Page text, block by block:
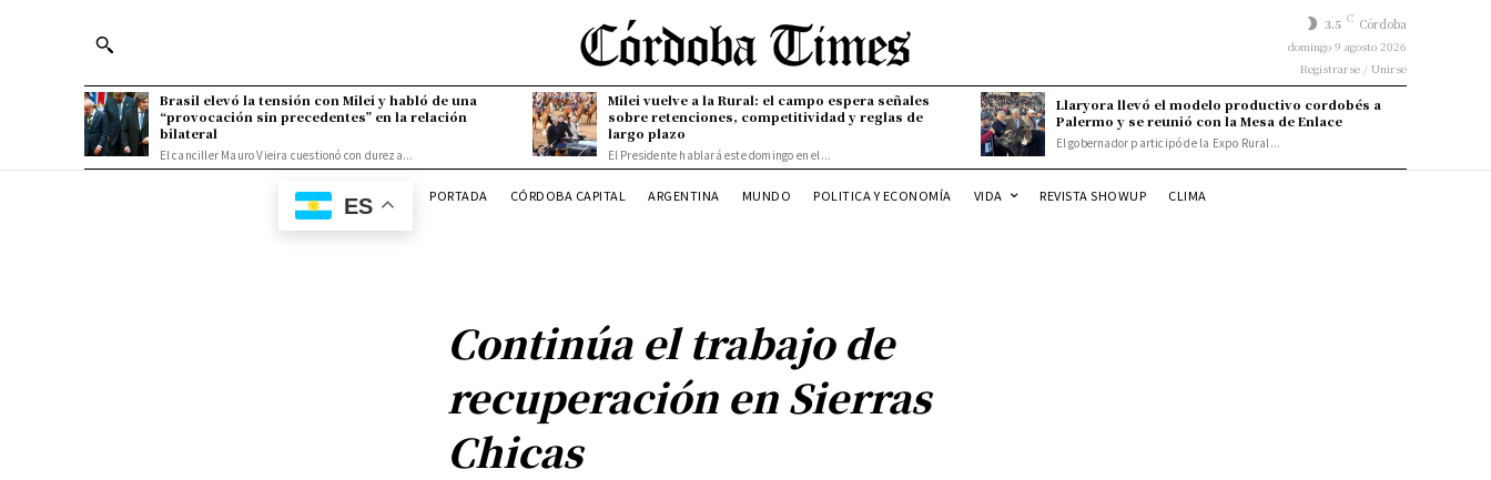
3.5 C Córdoba
domingo 9 agosto 2026
Registrarse / Unirse
Brasil elevó la tensión con Milei y habló de una
“provocación sin precedentes” en la relación
bilateral
El canciller Mauro Vieira cuestionó con dureza...
Milei vuelve a la Rural: el campo espera señales
sobre retenciones, competitividad y reglas de
largo plazo
El Presidente hablará este domingo en el...
Llaryora llevó el modelo productivo cordobés a
Palermo y se reunió con la Mesa de Enlace
El gobernador participó de la Expo Rural...
ES PORTADA CÓRDOBA CAPITAL ARGENTINA MUNDO POLITICA Y ECONOMÍA VIDA REVISTA SHOWUP CLIMA
Continúa el trabajo de
recuperación en Sierras
Chicas